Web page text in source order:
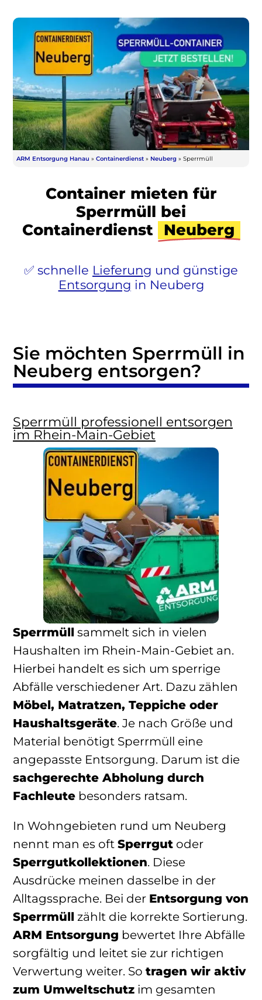
ARM Entsorgung Hanau » Containerdienst » Neuberg » Sperrmüll
Container mieten für
Sperrmüll bei
Containerdienst Neuberg
schnelle Lieferung und günstige
Entsorgung in Neuberg
Sie möchten Sperrmüll in
Neuberg entsorgen?
Sperrmüll professionell entsorgen
im Rhein-Main-Gebiet
Sperrmüll sammelt sich in vielen
Haushalten im Rhein-Main-Gebiet an.
Hierbei handelt es sich um sperrige
Abfälle verschiedener Art. Dazu zählen
Möbel, Matratzen, Teppiche oder
Haushaltsgeräte. Je nach Größe und
Material benötigt Sperrmüll eine
angepasste Entsorgung. Darum ist die
sachgerechte Abholung durch
Fachleute besonders ratsam.
In Wohngebieten rund um Neuberg
nennt man es oft Sperrgut oder
Sperrgutkollektionen. Diese
Ausdrücke meinen dasselbe in der
Alltagssprache. Bei der Entsorgung von
Sperrmüll zählt die korrekte Sortierung.
ARM Entsorgung bewertet Ihre Abfälle
sorgfältig und leitet sie zur richtigen
Verwertung weiter. So tragen wir aktiv
zum Umweltschutz im gesamten